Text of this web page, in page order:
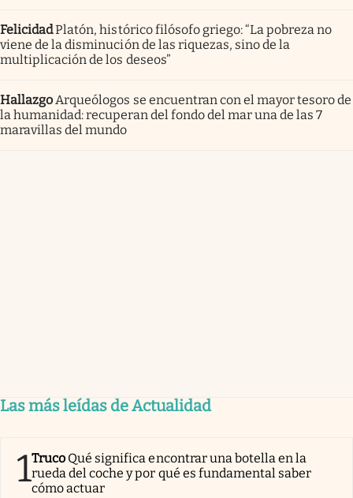
FelicidadPlatón, histórico filósofo griego: “La pobreza no
viene de la disminución de las riquezas, sino de la
multiplicación de los deseos”
Hallazgo Arqueólogos se encuentran con el mayor tesoro de
la humanidad: recuperan del fondo del mar una de las 7
maravillas del mundo
Las más leídas de Actualidad
1Truco Qué significa encontrar una botella en la
rueda del coche y por qué es fundamental saber
cómo actuar